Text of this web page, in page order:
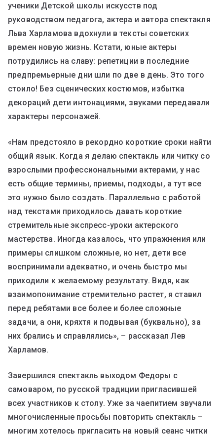
ученики Детской школы искусств под
руководством педагога, актера и автора спектакля
Льва Харламова вдохнули в тексты советских
времен новую жизнь. Кстати, юные актеры
потрудились на славу: репетиции в последние
предпремьерные дни шли по две в день. Это того
стоило! Без сценических костюмов, избытка
декораций дети интонациями, звуками передавали
характеры персонажей.
«Нам предстояло в рекордно короткие сроки найти
общий язык. Когда я делаю спектакль или читку со
взрослыми профессиональными актерами, у нас
есть общие термины, приемы, подходы, а тут все
это нужно было создать. Параллельно с работой
над текстами приходилось давать короткие
стремительные экспресс-уроки актерского
мастерства. Иногда казалось, что упражнения или
примеры слишком сложные, но нет, дети все
воспринимали адекватно, и очень быстро мы
приходили к желаемому результату. Видя, как
взаимопонимание стремительно растет, я ставил
перед ребятами все более и более сложные
задачи, а они, кряхтя и подвывая (буквально), за
них брались и справлялись», – рассказал Лев
Харламов.
Завершился спектакль выходом Федоры с
самоваром, по русской традиции пригласившей
всех участников к столу. Уже за чаепитием звучали
многочисленные просьбы повторить спектакль –
многим хотелось пригласить на новый сеанс читки